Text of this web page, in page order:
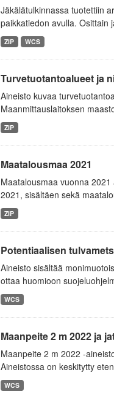
Jäkälätulkinnassa tuotettiin
paikkatiedon avulla. Osittain
ZIP WCS
Turvetuotantoalueet ja
Aineisto kuvaa
Maanmittauslaitoksen
ZIP
Maatalousmaa 2021
Maatalousmaa vuonna
2021, sisältäen sekä
ZIP
Potentiaalisen
Aineisto sisältää
ottaa huomioon
WCS
Maanpeite 2 m 2022 ja
Maanpeite 2 m 2022 -
Aineistossa on keskitytty
WCS